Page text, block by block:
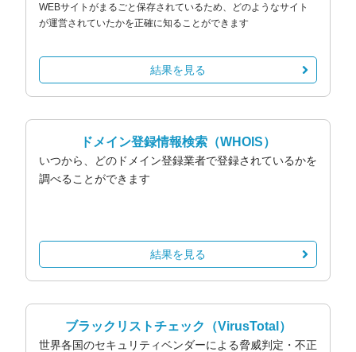
WEBサイトがまるごと保存されているため、どのようなサイト
が運営されていたかを正確に知ることができます
結果を見る
ドメイン登録情報検索 （WHOIS）
いつから、どのドメイン登録業者で登録されているかを
調べることができます
結果を見る
ブラックリストチェック （VirusTotal）
世界各国のセキュリティベンダーによる脅威判定・不正